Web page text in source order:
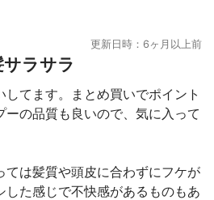
更新日時：6ヶ月以上前
ラサラ
してます。まとめ買いでポイント
の品質も良いので、気に入って
ては髪質や頭皮に合わずにフケが
した感じで不快感があるものもあ